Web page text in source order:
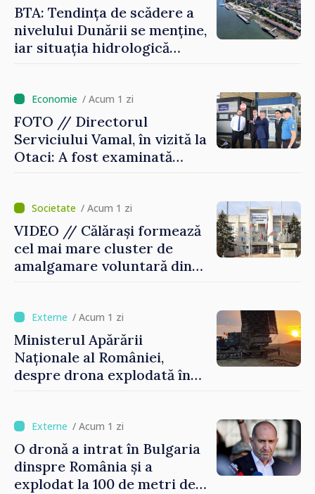
BTA: Tendința de scădere a
nivelului Dunării se menține,
iar situația hidrologică
/ Acum 1 zi
FOTO // Directorul
Serviciului Vamal, în vizită la
Otaci: A fost examinată
performant/ Acum 1 zi
VIDEO // Călărași formează
cel mai mare cluster de
amalgamare voluntară din
finală
/ Acum 1 zi
Ministerul Apărării
Naționale al României,
despre drona explodată în
vehicul aerian”
/ Acum 1 zi
O dronă a intrat în Bulgaria
dinspre România și a
explodat la 100 de metri de